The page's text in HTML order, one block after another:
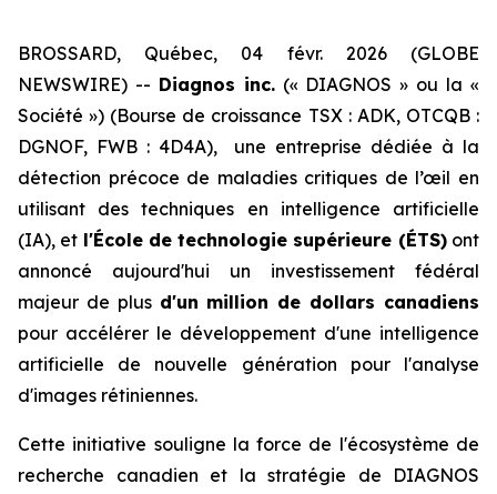
BROSSARD, Québec, 04 févr. 2026 (GLOBE
NEWSWIRE) -- Diagnos inc.(« DIAGNOS » ou la «
Société ») (Bourse de croissance TSX : ADK, OTCQB :
DGNOF, FWB : 4D4A), une entreprise dédiée à la
détection précoce de maladies critiques de l’œil en
utilisant des techniques en intelligence artificielle
(IA), et l'École de technologie supérieure (ÉTS)ont
annoncé aujourd'hui un investissement fédéral
majeur de plus d'un million de dollars canadiens
pour accélérer le développement d'une intelligence
artificielle de nouvelle génération pour l'analyse
d'images rétiniennes.
Cette initiative souligne la force de l'écosystème de
recherche canadien et la stratégie de DIAGNOS